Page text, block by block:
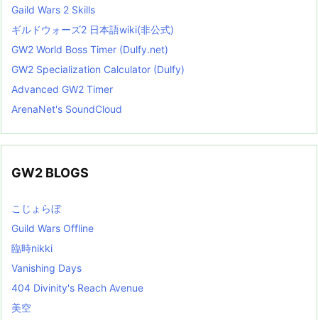
Gaild Wars 2 Skills
ギルドウォーズ2 日本語wiki(非公式)
GW2 World Boss Timer (Dulfy.net)
GW2 Specialization Calculator (Dulfy)
Advanced GW2 Timer
ArenaNet's SoundCloud
GW2 BLOGS
こじょらぼ
Guild Wars Offline
臨時nikki
Vanishing Days
404 Divinity's Reach Avenue
美空